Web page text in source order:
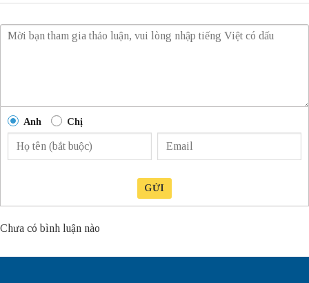
Anh Chị
GỬI
Chưa có bình luận nào